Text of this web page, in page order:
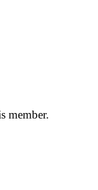
member.